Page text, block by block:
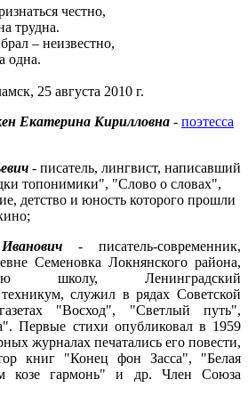
честно,
трудна.
– неизвестно,
одна.
25 августа 2010 г.
Екатерина Кирилловна - поэтесса
- писатель, лингвист, написавший
топонимики", "Слово о словах",
детство и юность которого прошли
- писатель-современник,
Семеновка Локнянского района,
школу, Ленинградский
техникум, служил в рядах Советской
"Восход", "Светлый путь",
Первые стихи опубликовал в 1959
журналах печатались его повести,
книг "Конец фон Засса", "Белая
козе гармонь" и др. Член Союза